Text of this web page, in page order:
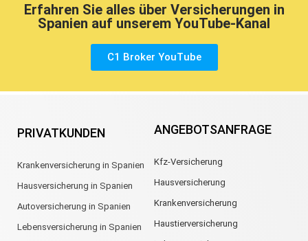
Erfahren Sie alles über Versicherungen in
Spanien auf unserem YouTube-Kanal
C1 Broker YouTube
PRIVATKUNDEN
Krankenversicherung in Spanien
Hausversicherung in Spanien
Autoversicherung in Spanien
Lebensversicherung in Spanien
ANGEBOTSANFRAGE
Kfz-Versicherung
Hausversicherung
Krankenversicherung
Haustierversicherung